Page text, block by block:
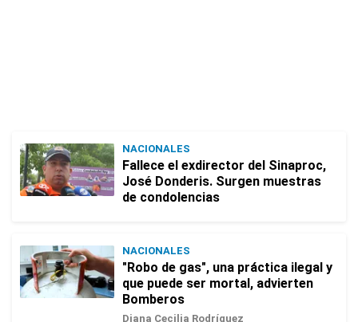
NACIONALES
Fallece el exdirector del Sinaproc,
José Donderis. Surgen muestras
de condolencias
NACIONALES
"Robo de gas", una práctica ilegal y
que puede ser mortal, advierten
Bomberos
Diana Cecilia Rodríguez